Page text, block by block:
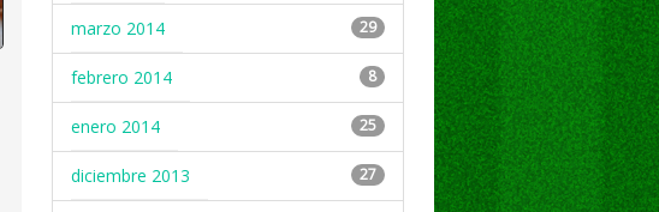
marzo 2014 29
febrero 2014 8
enero 2014 25
diciembre 2013 27